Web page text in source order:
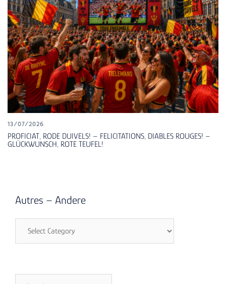
13/07/2026
PROFICIAT, RODE DUIVELS! – FELICITATIONS, DIABLES ROUGES! –
GLÜCKWUNSCH, ROTE TEUFEL!
Autres – Andere